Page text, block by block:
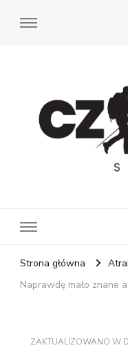
Strona główna
Naprawdę mało znane
ZAKTUALIZOWANO W